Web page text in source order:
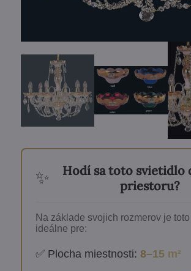
✨
Hodí sa toto svietidlo
priestoru?
Na základe svojich rozmerov je
ideálne pre:
✅ Plocha miestnosti: 8–15 m²